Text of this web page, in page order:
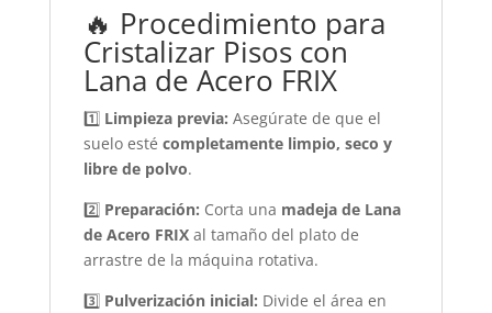
🔥 Procedimiento para
Cristalizar Pisos con
Lana de Acero FRIX
1️⃣ Limpieza previa: Asegúrate de que el
suelo esté completamente limpio, seco y
libre de polvo.
2️⃣ Preparación: Corta una madeja de Lana
de Acero FRIXal tamaño del plato de
arrastre de la máquina rotativa.
3️⃣ Pulverización inicial: Divide el área en